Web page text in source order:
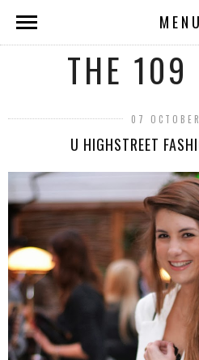
MENU
THE 109
07
U HIGHSTREET